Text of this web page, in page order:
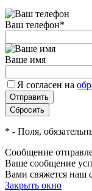
Ваш телефон*
Ваше имя
Я согласен на
* - Поля,
Сообщение
Ваше сообщение
Вами свяжется наш
Закрыть окно